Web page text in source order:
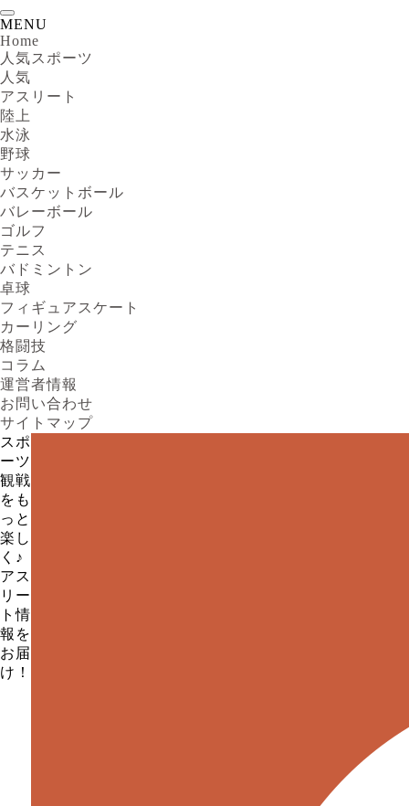
MENU
Home
人気スポーツ
人気
アスリート
陸上
水泳
野球
サッカー
バスケットボール
バレーボール
ゴルフ
テニス
バドミントン
卓球
フィギュアスケート
カーリング
格闘技
コラム
運営者情報
お問い合わせ
サイトマップ
スポ
ーツ
観戦
をも
っと
楽し
く♪
アス
リー
ト情
報を
お届
け！